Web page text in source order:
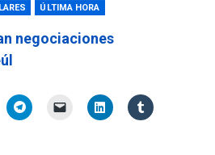
ÚLTIMA HORA
negociaciones